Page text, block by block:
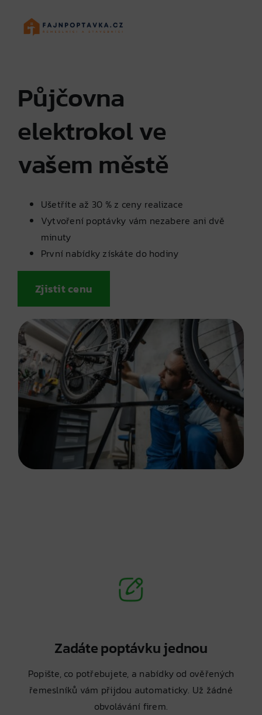
Půjčovna
elektrokol ve
vašem městě
Ušetříte až 30 % z ceny realizace
Vytvoření poptávky vám nezabere ani dvě
minuty
První nabídky získáte do hodiny
Zjistit cenu
Zadáte poptávku jednou
Popište, co potřebujete, a nabídky od ověřených
řemeslníků vám přijdou automaticky. Už žádné
obvolávání firem.